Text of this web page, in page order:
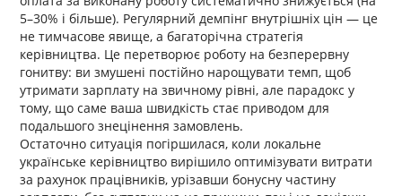
5–30% і більше). Регулярний демпінг внутрішніх цін — це
не тимчасове явище, а багаторічна стратегія
керівництва. Це перетворює роботу на безперервну
гонитву: ви змушені постійно нарощувати темп, щоб
утримати зарплату на звичному рівні, але парадокс у
тому, що саме ваша швидкість стає приводом для
подальшого знецінення замовлень.
Остаточно ситуація погіршилася, коли локальне
українське керівництво вирішило оптимізувати витрати
за рахунок працівників, урізавши бонусну частину